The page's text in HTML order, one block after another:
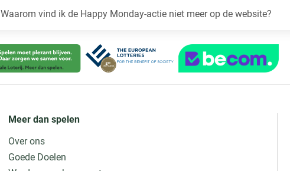
Waarom vind ik de Happy Monday-actie niet meer op de website?
Meer dan spelen
Over ons
Goede Doelen